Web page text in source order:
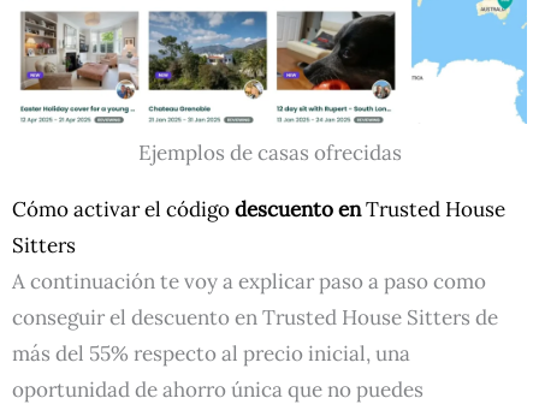
Ejemplos de casas ofrecidas
Cómo activar el códigodescuento enTrusted House
Sitters
A continuación te voy a explicar paso a paso como
conseguir el descuento en Trusted House Sitters de
más del 55% respecto al precio inicial, una
oportunidad de ahorro única que no puedes